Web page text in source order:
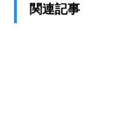
関連記事